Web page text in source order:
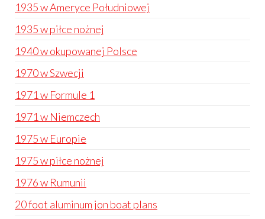
1935 w Ameryce Południowej
1935 w piłce nożnej
1940 w okupowanej Polsce
1970 w Szwecji
1971 w Formule 1
1971 w Niemczech
1975 w Europie
1975 w piłce nożnej
1976 w Rumunii
20 foot aluminum jon boat plans